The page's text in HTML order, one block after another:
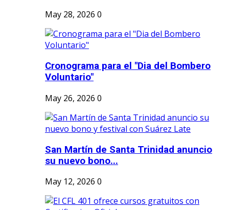
May 28, 2026 0
Cronograma para el "Dia del Bombero
Voluntario"
May 26, 2026 0
San Martín de Santa Trinidad anuncio
su nuevo bono...
May 12, 2026 0